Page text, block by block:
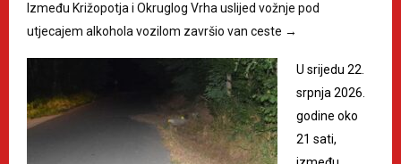
Između Križopotja i Okruglog Vrha uslijed vožnje pod
utjecajem alkohola vozilom završio van ceste →
U srijedu 22.
srpnja 2026.
godine oko
21 sati,